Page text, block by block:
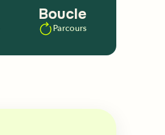
Boucle
Parcours